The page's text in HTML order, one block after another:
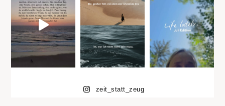
zeit_statt_zeug